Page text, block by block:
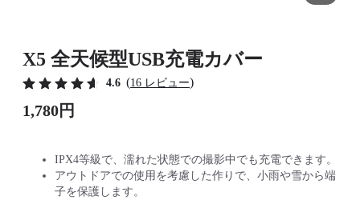
X5 全天候型USB充電カバー
4.6 (16 レビュー)
1,780円
IPX4等級で、濡れた状態での撮影中でも充電できます。
アウトドアでの使用を考慮した作りで、小雨や雪から端
子を保護します。